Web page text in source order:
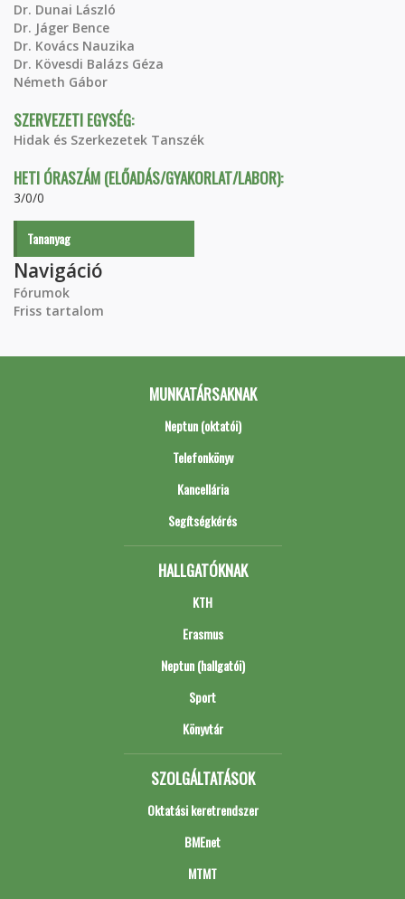
Dr. Dunai László
Dr. Jáger Bence
Dr. Kovács Nauzika
Dr. Kövesdi Balázs Géza
Németh Gábor
SZERVEZETI EGYSÉG:
Hidak és Szerkezetek Tanszék
HETI ÓRASZÁM (ELŐADÁS/GYAKORLAT/LABOR):
3/0/0
Tananyag
Navigáció
Fórumok
Friss tartalom
MUNKATÁRSAKNAK
Neptun (oktatói)
Telefonkönyv
Kancellária
Segítségkérés
HALLGATÓKNAK
KTH
Erasmus
Neptun (hallgatói)
Sport
Könyvtár
SZOLGÁLTATÁSOK
Oktatási keretrendszer
BMEnet
MTMT